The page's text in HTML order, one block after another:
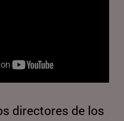
directores de los